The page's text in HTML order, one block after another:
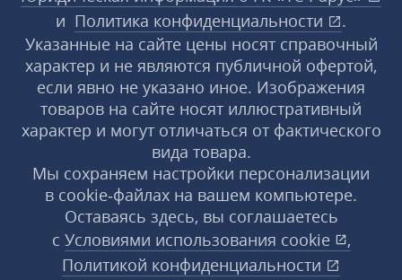
и Политика конфиденциальности
.
Указанные на сайте цены носят справочный
характер и не являются публичной офертой,
если явно не указано иное. Изображения
товаров на сайте носят иллюстративный
характер и могут отличаться от фактического
вида товара.
Мы сохраняем настройки персонализации
в cookie‑файлах на вашем компьютере.
Оставаясь здесь, вы соглашаетесь
с Условиями использования cookie
,
Политикой конфиденциальности